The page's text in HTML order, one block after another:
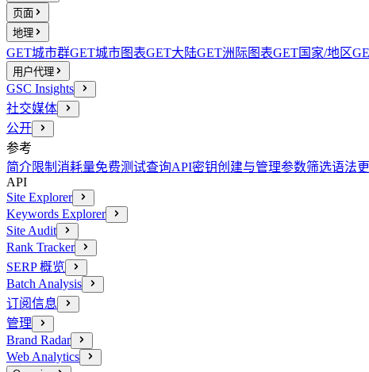
页面
地理
GET城市群GET城市图表GET大陆GET洲际图表GET国家/地区
用户代理
GSC Insights
社交媒体
公开
参考
简介限制消耗量免费测试查询API密钥创建与管理参数筛选语法
API
Site Explorer
Keywords Explorer
Site Audit
Rank Tracker
SERP 概览
Batch Analysis
订阅信息
管理
Brand Radar
Web Analytics